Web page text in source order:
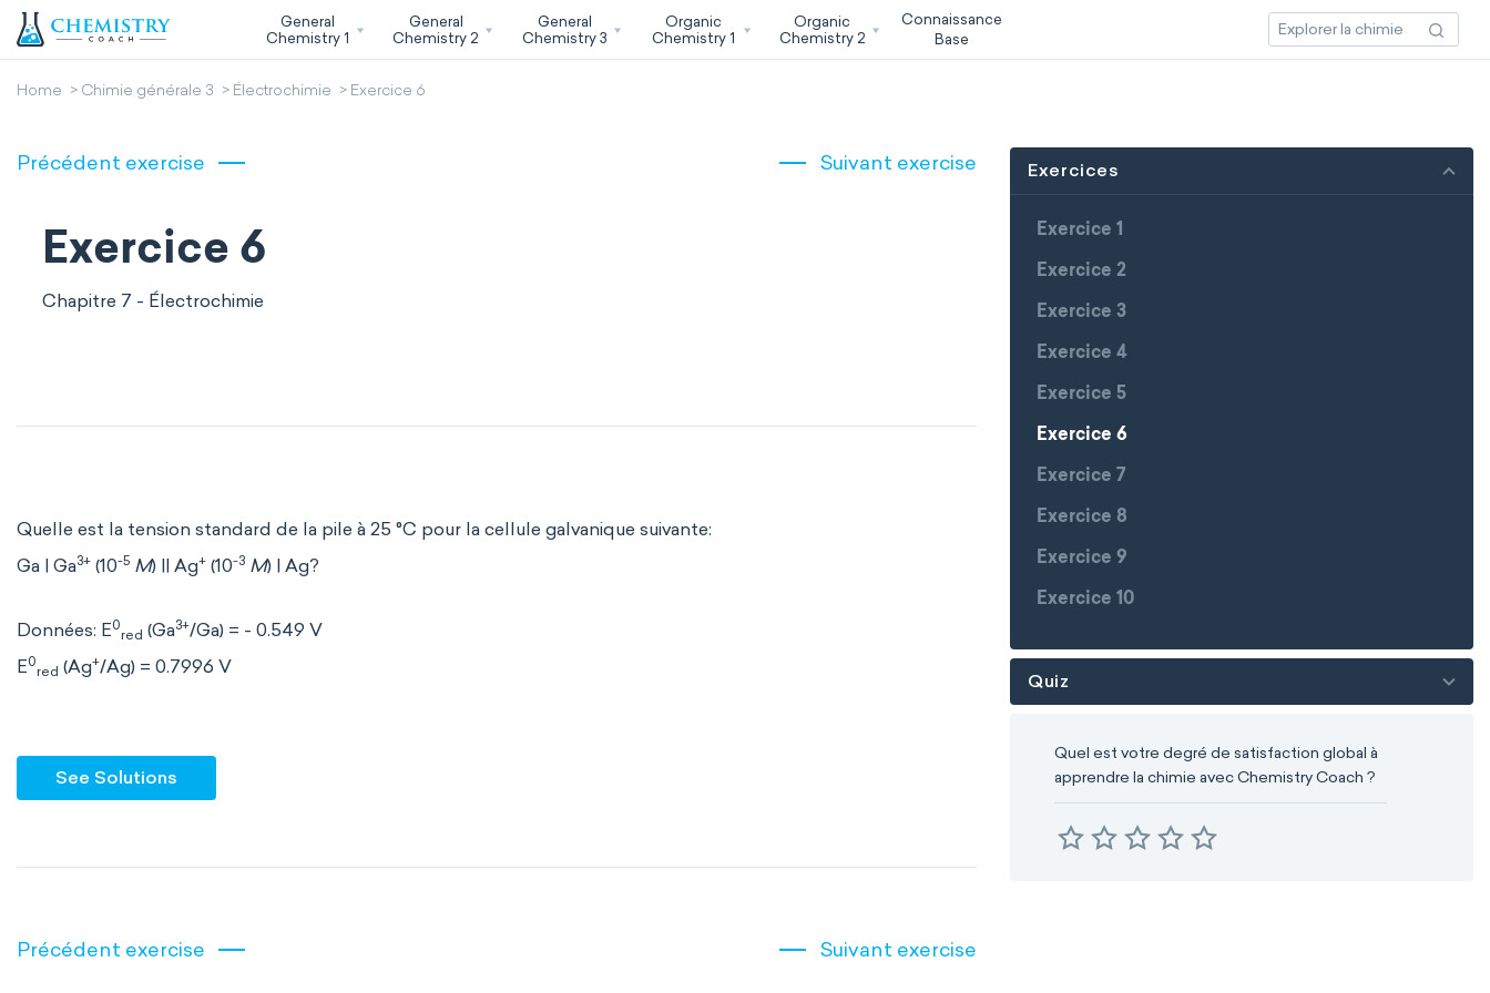
General
Chemistry 1
General
Chemistry 2
General
Chemistry 3
Organic
Chemistry 1
Organic
Chemistry 2
Connaissance
Base
Home Chimie générale 3 Électrochimie Exercice 6
Précédent exercise Suivant exercise
Exercice 6
Chapitre 7 - Électrochimie
Quelle est la tension standard de la pile à 25 °C pour la cellule galvanique suivante:
Ga | Ga3+ (10-5 M) || Ag+ (10-3 M) | Ag?
Données: E0
red (Ga3+/Ga) = - 0.549 V
E0
red (Ag+/Ag) = 0.7996 V
See Solutions
Précédent exercise Suivant exercise
Exercices
Exercice 1
Exercice 2
Exercice 3
Exercice 4
Exercice 5
Exercice 6
Exercice 7
Exercice 8
Exercice 9
Exercice 10
Quiz
Quel est votre degré de satisfaction global à
apprendre la chimie avec Chemistry Coach ?